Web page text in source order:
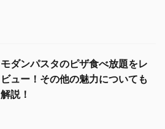
モダンパスタのピザ食べ放題をレ
ビュー！その他の魅力についても
解説！